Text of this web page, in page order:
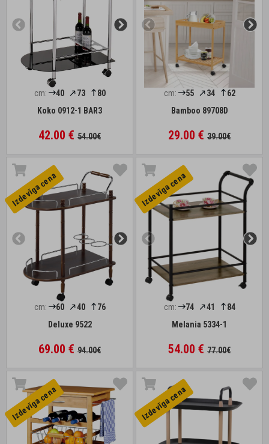
cm: 40 73
80
Koko 0912-1 BAR3
42.00 € 54.00€
cm: 55 34
62
Bamboo 89708D
29.00 € 39.00€
Izdevīga cena
cm: 60 40
76
Deluxe 9522
69.00 € 94.00€
Izdevīga cena
cm: 74 41
84
Melania 5334-1
54.00 € 77.00€
Izdevīga cena Izdevīga cena